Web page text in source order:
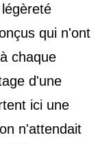
qui n'ont
chaque
d'une
ici une
n'attendait